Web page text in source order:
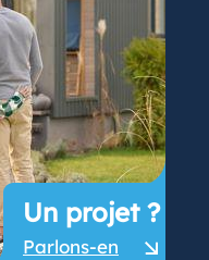
Un projet ?
Parlons-en